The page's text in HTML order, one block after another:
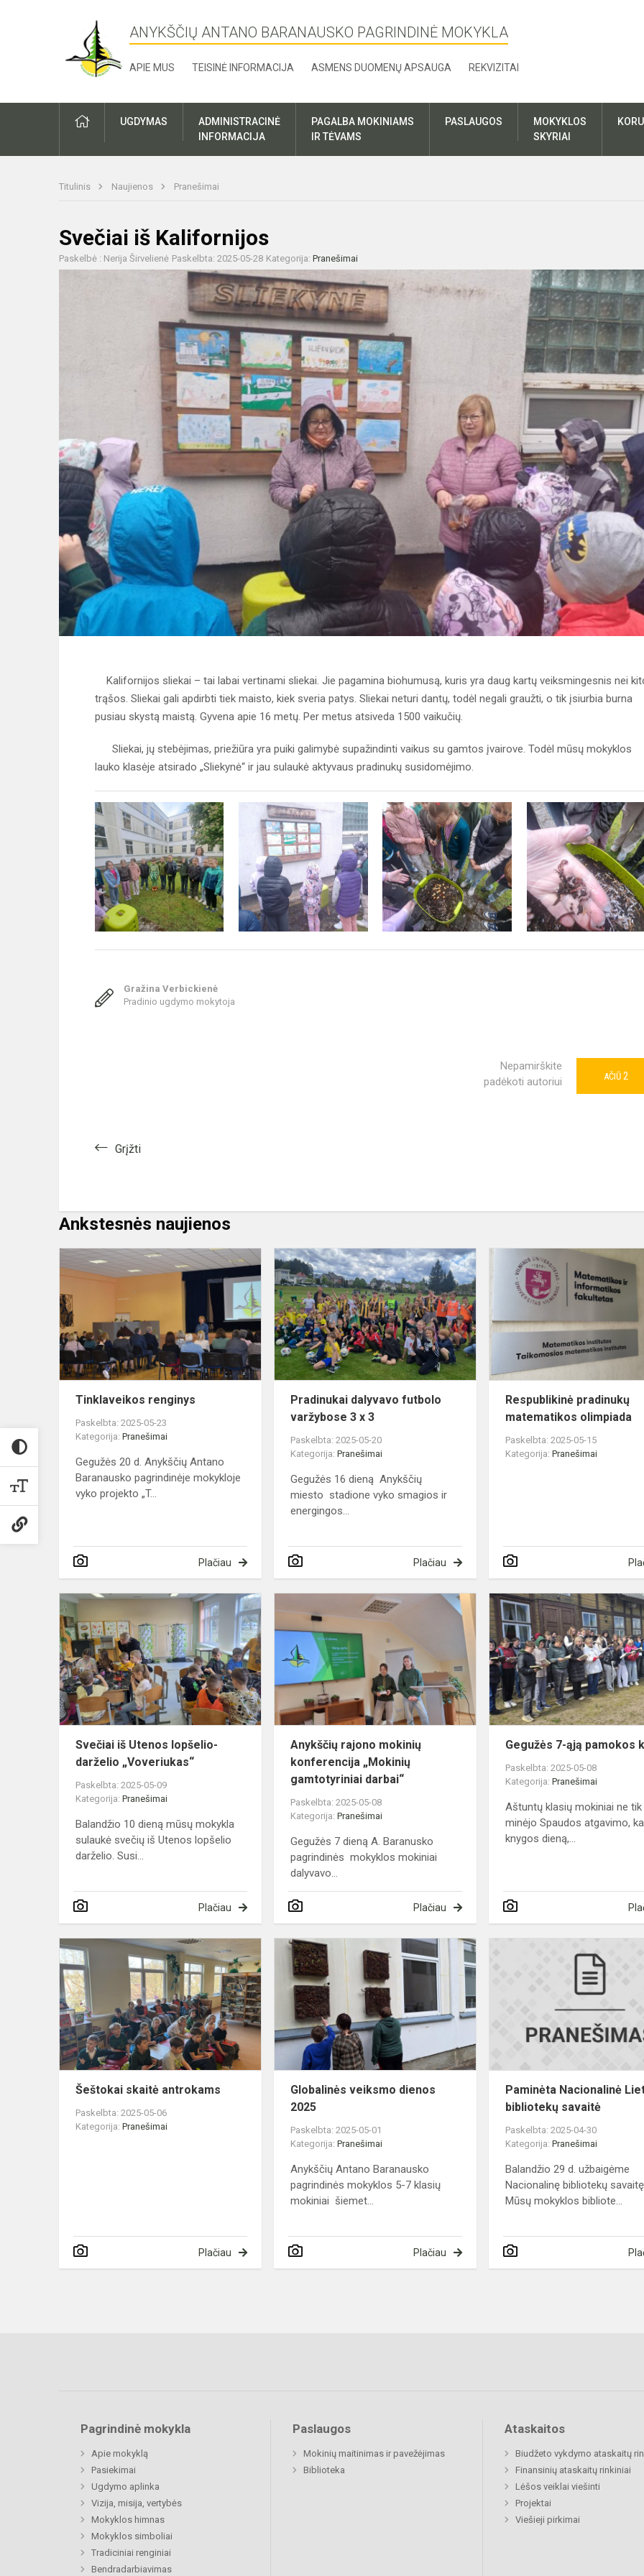
ANYKŠČIŲ ANTANO BARANAUSKO PAGRINDINĖ MOKYKLA
APIE MUS TEISINĖ INFORMACIJA ASMENS DUOMENŲ APSAUGA REKVIZITAI
UGDYMAS
ADMINISTRACINĖ
INFORMACIJA
PAGALBA MOKINIAMS
IR TĖVAMS
PASLAUGOS
MOKYKLOS
SKYRIAI
Titulinis Naujienos Pranešimai
Svečiai iš Kalifornijos
Paskelbė : Nerija Širvelienė Paskelbta: 2025-05-28 Kategorija: Pranešimai
Kalifornijos sliekai – tai labai vertinami sliekai. Jie pagamina biohumusą, kuris yra daug kartų veiksmingesnis nei
trąšos. Sliekai gali apdirbti tiek maisto, kiek sveria patys. Sliekai neturi dantų, todėl negali graužti, o tik įsiurbia burna
pusiau skystą maistą. Gyvena apie 16 metų. Per metus atsiveda 1500 vaikučių.
Sliekai, jų stebėjimas, priežiūra yra puiki galimybė supažindinti vaikus su gamtos įvairove. Todėl mūsų mokyklos
lauko klasėje atsirado „Sliekynė“ ir jau sulaukė aktyvaus pradinukų susidomėjimo.
Gražina Verbickienė
Pradinio ugdymo mokytoja
Nepamirškite
padėkoti autoriui
AČIŪ 2
Grįžti
Ankstesnės naujienos
Tinklaveikos
renginys
Tinklaveikos renginys
Paskelbta: 2025-05-23
Kategorija: Pranešimai
Gegužės 20 d. Anykščių Antano
Baranausko pagrindinėje mokykloje
vyko projekto „T...
Plačiau
Pradinukai
dalyvavo
futbolo
varžybose
3
x
3
Pradinukai dalyvavo futbolo
varžybose 3 x 3
Paskelbta: 2025-05-20
Kategorija:Pranešimai
Gegužės 16 dieną Anykščių
miesto stadione vyko smagios ir
energingos...
Plačiau
Respublikinė pradinukų
matematikos olimpiada
Paskelbta: 2025-05-15
Kategorija:Pranešimai
Svečiai
iš
Utenos
lopšelio-
darželio
„Voveriukas“
Svečiai iš Utenos lopšelio-
darželio „Voveriukas“
Paskelbta: 2025-05-09
Kategorija: Pranešimai
Balandžio 10 dieną mūsų mokykla
sulaukė svečių iš Utenos lopšelio
darželio. Susi...
Plačiau
Anykščių
rajono
mokinių
konferencija
„Mokinių
gamtotyriniai...
Anykščių rajono mokinių
konferencija „Mokinių
gamtotyriniai darbai“
Paskelbta: 2025-05-08
Kategorija:Pranešimai
Gegužės 7 dieną A. Baranusko
pagrindinės mokyklos mokiniai
dalyvavo...
Plačiau
Gegužės 7-ąją pamokos
Paskelbta: 2025-05-08
Kategorija:Pranešimai
Aštuntų klasių mokiniai ne tik
minėjo Spaudos atgavimo,
knygos dieną,...
Šeštokai
skaitė
antrokams
Šeštokai skaitė antrokams
Paskelbta: 2025-05-06
Kategorija: Pranešimai
Plačiau
Globalinės
veiksmo
dienos
2025
Globalinės veiksmo dienos
2025
Paskelbta: 2025-05-01
Kategorija:Pranešimai
Anykščių Antano Baranausko
pagrindinės mokyklos 5-7 klasių
mokiniai šiemet...
Plačiau
Paminėta Nacionalinė
bibliotekų savaitė
Paskelbta: 2025-04-30
Kategorija:Pranešimai
Balandžio 29 d. užbaigėme
Nacionalinę bibliotekų
Mūsų mokyklos bibliote...
Pagrindinė mokykla
Apie mokyklą
Pasiekimai
Ugdymo aplinka
Vizija, misija, vertybės
Mokyklos himnas
Mokyklos simboliai
Tradiciniai renginiai
Bendradarbiavimas
Paslaugos
Mokinių maitinimas ir pavežėjimas
Biblioteka
Ataskaitos
Biudžeto vykdymo ataskaitų
Finansinių ataskaitų rinkiniai
Lėšos veiklai viešinti
Projektai
Viešieji pirkimai